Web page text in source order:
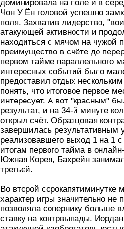
доминировала на поле и в
Чон У Ён головой успешно
поля. Захватив лидерство,
атакующей активности и
находиться с мячом на чужой
преимущество в счёте до
первом тайме параллельного
интересных событий было
предоставил отдых
понять, что итоговое первое
интересует. А вот "красным"
результат, и на 34-й минуте
открыл счёт. Образцовая
завершилась
реализовавшего выход 1 на 1
итогам первого тайма в
Южная Корея, Бахрейн
третьей.
Во второй сорокапятиминутке
характер игры значительно
позволяла сопернику больше
ставку на контрвыпады.